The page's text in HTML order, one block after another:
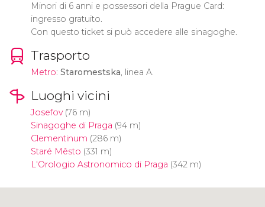
Minori di 6 anni e possessori della Prague Card:
ingresso gratuito.
Con questo ticket si può accedere alle sinagoghe.
Trasporto
Metro: Staromestska, linea A.
Luoghi vicini
Josefov(76 m)
Sinagoghe di Praga (94 m)
Clementinum (286 m)
Staré Město (331 m)
L'Orologio Astronomico di Praga (342 m)